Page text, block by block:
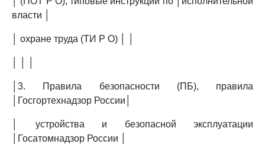
власти │
│ охране труда (ТИ Р О) │ │
│3. Правила безопасности (ПБ), правила
│Госгортехнадзор России│
│ устройства и безопасной эксплуатации
│Госатомнадзор России │